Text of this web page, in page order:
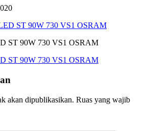
ST 90W 730 VS1 OSRAM
ST 90W 730 VS1 OSRAM
akan dipublikasikan. Ruas yang wajib